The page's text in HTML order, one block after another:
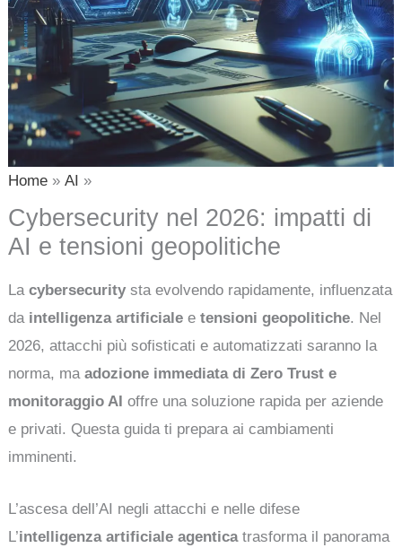
Home AI
Cybersecurity nel 2026: impatti di
AI e tensioni geopolitiche
Lacybersecurity sta evolvendo rapidamente, influenzata
da intelligenza artificiale etensioni geopolitiche. Nel
2026, attacchi più sofisticati e automatizzati saranno la
norma, maadozione immediata di Zero Trust e
monitoraggio AI offre una soluzione rapida per aziende
e privati. Questa guida ti prepara ai cambiamenti
imminenti.
L’ascesa dell’AI negli attacchi e nelle difese
L’intelligenza artificiale agenticatrasforma il panorama